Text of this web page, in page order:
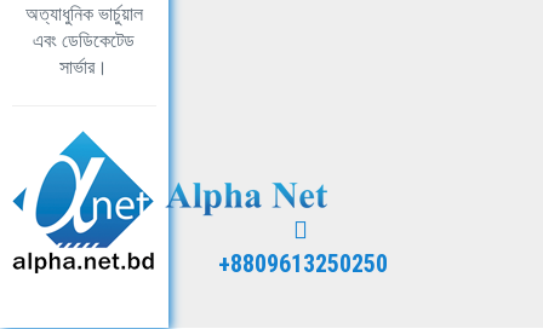
অত্যাধুনিক ভার্চুয়াল
এবং ডেডিকেটেড
সার্ভার।
+8809613250250